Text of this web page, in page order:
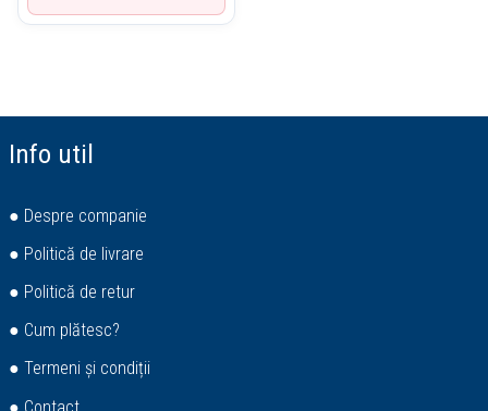
Info util
● Despre companie
● Politică de livrare
● Politică de retur
● Cum plătesc?
● Termeni și condiții
● Contact